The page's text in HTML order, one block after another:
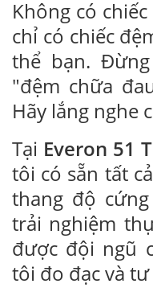
Không có
chỉ có chiếc
thể bạn.
"đệm chữa
Hãy lắng nghe
Tại Everon 51
tôi có sẵn tất
thang độ
trải nghiệm
được đội ngũ
tôi đo đạc và